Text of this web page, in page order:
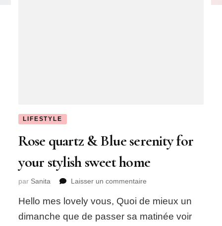
LIFESTYLE
Rose quartz & Blue serenity for
your stylish sweet home
par Sanita Laisser un commentaire
quartz
Blue
Hello mes lovely vous, Quoi de mieux un
dimanche que de passer sa matinée voir